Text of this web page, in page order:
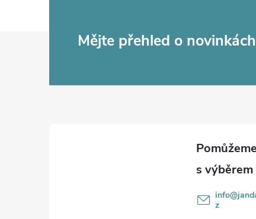
Mějte přehled o novinkách
info@
z